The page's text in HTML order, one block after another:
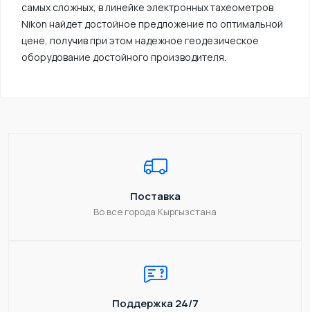
самых сложных, в линейке электронных тахеометров
Nikon найдет достойное предложение по оптимальной
цене, получив при этом надежное геодезическое
оборудование достойного производителя.
Поставка
Во все города Кыргызстана
Поддержка 24/7